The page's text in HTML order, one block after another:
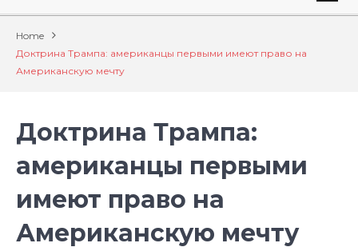
Home
Доктрина Трампа: американцы первыми имеют право на
Американскую мечту
Доктрина Трампа:
американцы первыми
имеют право на
Американскую мечту